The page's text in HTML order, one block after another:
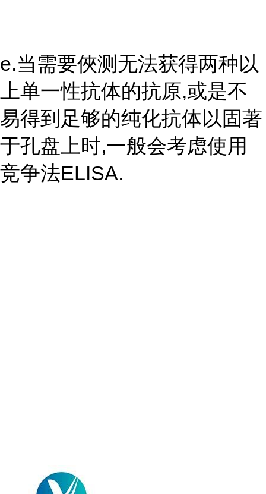
e.当需要俠测无法获得两种以
上单一性抗体的抗原,或是不
易得到足够的纯化抗体以固著
于孔盘上时,一般会考虑使用
竞争法ELISA.